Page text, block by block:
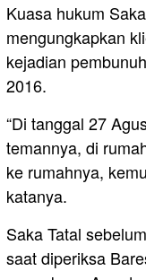
Kuasa hukum
mengungkapkan
kejadian
2016.
“Di tanggal 27
temannya, di
ke rumahnya,
katanya.
Saka Tatal
saat diperiksa